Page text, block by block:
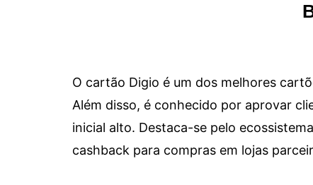
O cartão Digio é um dos melhores
Além disso, é conhecido por aprovar
inicial alto. Destaca-se pelo
cashback para compras em lojas